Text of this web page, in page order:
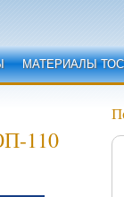
МАТЕРИАЛЫ ТОС
110